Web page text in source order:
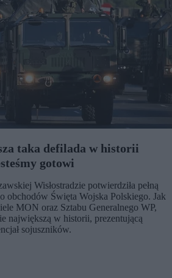
taka defilada w historii
gotowi
Wisłostradzie potwierdziła pełną
obchodów Święta Wojska Polskiego. Jak
MON oraz Sztabu Generalnego WP,
największą w historii, prezentującą
sojuszników.